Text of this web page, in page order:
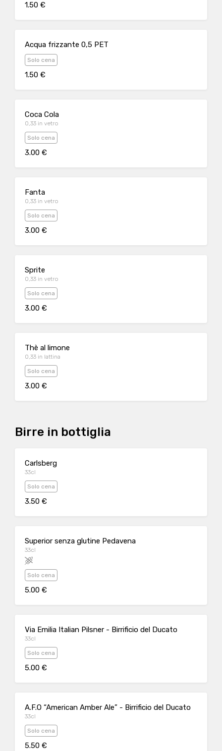
1.50 €
Acqua frizzante 0,5 PET
Solo cena
1.50 €
Coca Cola
0,33 in vetro
Solo cena
3.00 €
Fanta
0,33 in vetro
Solo cena
3.00 €
Sprite
0,33 in vetro
Solo cena
3.00 €
Thè al limone
0,33 in lattina
Solo cena
3.00 €
Birre in bottiglia
Carlsberg
33cl
Solo cena
3.50 €
Superior senza glutine Pedavena
33cl
Solo cena
5.00 €
Via Emilia Italian Pilsner - Birrificio del Ducato
33cl
Solo cena
5.00 €
A.F.O “American Amber Ale” - Birrificio del Ducato
33cl
Solo cena
5.50 €